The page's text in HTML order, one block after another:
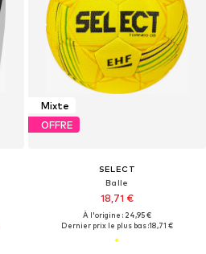
Mixte
OFFRE
SELECT
Balle
18,71 €
À l'origine : 24,95 €
Dernier prix le plus bas :18,71 €